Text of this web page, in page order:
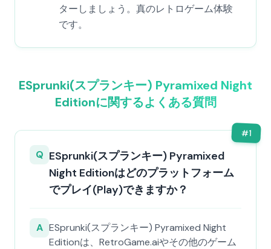
ターしましょう。真のレトロゲーム体験
です。
ESprunki(スプランキー) Pyramixed Night
Editionに関するよくある質問
#1
Q ESprunki(スプランキー) Pyramixed
Night Editionはどのプラットフォーム
でプレイ(Play)できますか？
A ESprunki(スプランキー) Pyramixed Night
Editionは、RetroGame.aiやその他のゲーム